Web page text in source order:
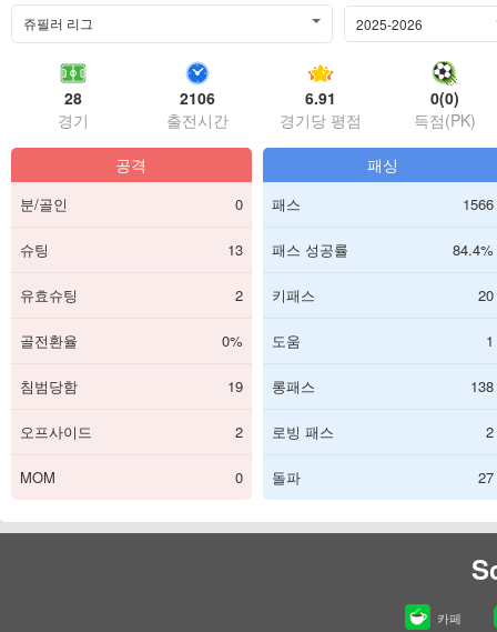
쥬필러 리그 2025-2026
28
경기
2106
출전시간
6.91
경기당 평점
0(0)
득점(PK)
공격
분/골인 0
슈팅 13
유효슈팅 2
골전환율 0%
침범당함 19
오프사이드 2
MOM 0
패싱
패스 1566
패스 성공률 84.4%
키패스 20
도움 1
롱패스 138
로빙 패스 2
돌파 27
카페